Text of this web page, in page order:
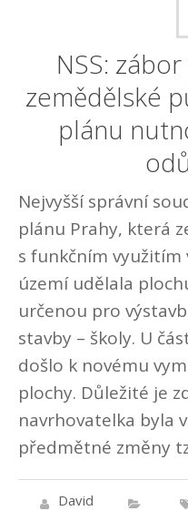
NSS:
zemědělské
plánu
Nejvyšší správní
plánu Prahy, která
s funkčním využitím
území udělala
určenou pro
stavby – školy. U
došlo k novému
plochy. Důležité je
navrhovatelka byla
předmětné změny
David